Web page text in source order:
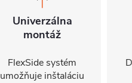
Univerzálna
montáž
FlexSide systém
umožňuje inštaláciu